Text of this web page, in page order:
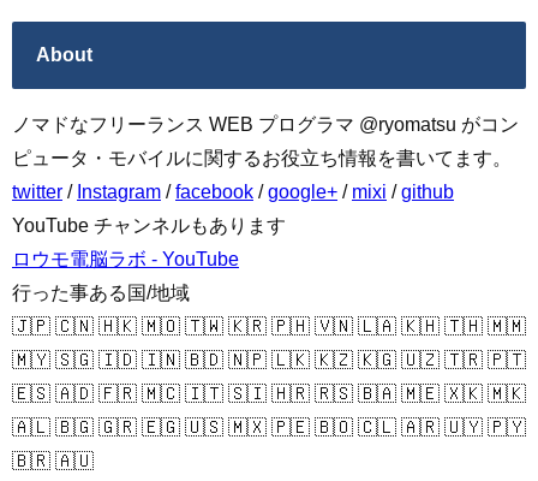
About
ノマドなフリーランス WEB プログラマ @ryomatsu がコン
ピュータ・モバイルに関するお役立ち情報を書いてます。
twitter / Instagram /facebook /google+ / mixi /github
YouTube チャンネルもあります
ロウモ電脳ラボ - YouTube
行った事ある国/地域
🇯🇵 🇨🇳 🇭🇰 🇲🇴 🇹🇼 🇰🇷 🇵🇭 🇻🇳 🇱🇦 🇰🇭 🇹🇭 🇲🇲
🇲🇾 🇸🇬 🇮🇩 🇮🇳 🇧🇩 🇳🇵 🇱🇰 🇰🇿 🇰🇬 🇺🇿 🇹🇷 🇵🇹
🇪🇸 🇦🇩 🇫🇷 🇲🇨 🇮🇹 🇸🇮 🇭🇷 🇷🇸 🇧🇦 🇲🇪 🇽🇰 🇲🇰
🇦🇱 🇧🇬 🇬🇷 🇪🇬 🇺🇸 🇲🇽 🇵🇪 🇧🇴 🇨🇱 🇦🇷 🇺🇾 🇵🇾
🇧🇷 🇦🇺